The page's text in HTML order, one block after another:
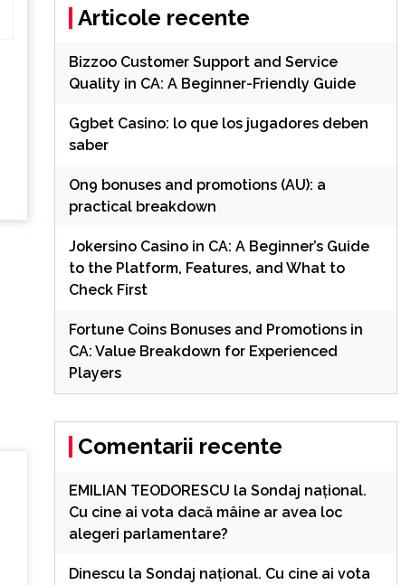
Articole recente
Bizzoo Customer Support and Service
Quality in CA: A Beginner-Friendly Guide
Ggbet Casino: lo que los jugadores deben
saber
On9 bonuses and promotions (AU): a
practical breakdown
Jokersino Casino in CA: A Beginner’s Guide
to the Platform, Features, and What to
Check First
Fortune Coins Bonuses and Promotions in
CA: Value Breakdown for Experienced
Players
Comentarii recente
EMILIAN TEODORESCU la Sondaj național.
Cu cine ai vota dacă mâine ar avea loc
alegeri parlamentare?
Dinescu la Sondaj național. Cu cine ai vota